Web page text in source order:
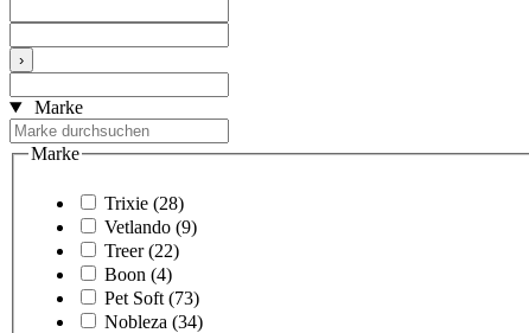
›
Marke
Marke
Trixie (28)
Vetlando (9)
Treer (22)
Boon (4)
Pet Soft (73)
Nobleza (34)